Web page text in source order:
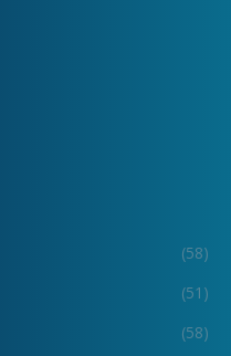
(58)
(51)
(58)